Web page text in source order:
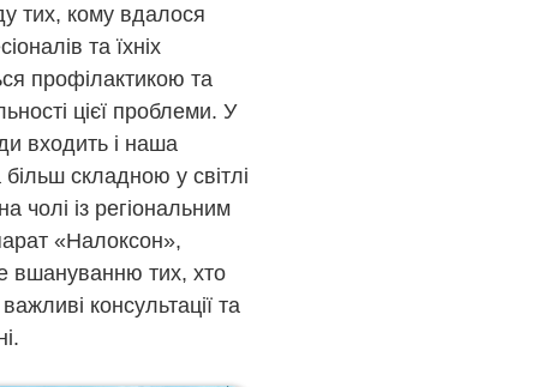
тих, кому вдалося
та їхніх
профілактикою та
цієї проблеми. У
входить і наша
складною у світлі
чолі із регіональним
«Налоксон»,
вшануванню тих, хто
консультації та